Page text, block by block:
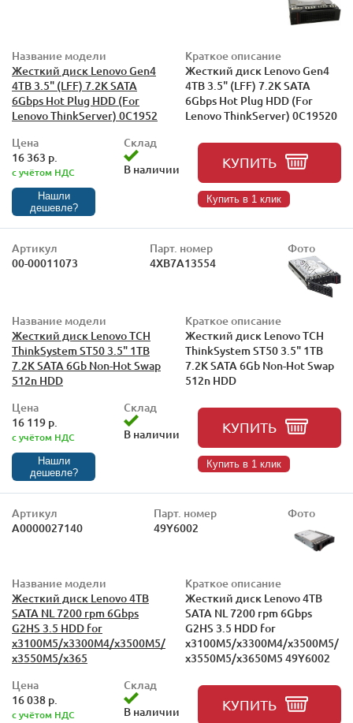
Название модели
Жесткий диск Lenovo Gen4
4TB 3.5" (LFF) 7.2K SATA
6Gbps Hot Plug HDD (For
Lenovo ThinkServer) 0C1952
Краткое описание
Жесткий диск Lenovo Gen4
4TB 3.5" (LFF) 7.2K SATA
6Gbps Hot Plug HDD (For
Lenovo ThinkServer) 0C19520
Цена
16 363 р.
с учётом НДС
Нашли
дешевле?
Склад
В наличии
КУПИТЬ
Купить в 1 клик
Артикул
00-00011073
Парт. номер
4XB7A13554
Фото
Название модели
Жесткий диск Lenovo TCH
ThinkSystem ST50 3.5" 1TB
7.2K SATA 6Gb Non-Hot Swap
512n HDD
Краткое описание
Жесткий диск Lenovo TCH
ThinkSystem ST50 3.5" 1TB
7.2K SATA 6Gb Non-Hot Swap
512n HDD
Цена
16 119 р.
с учётом НДС
Нашли
дешевле?
Склад
В наличии
КУПИТЬ
Купить в 1 клик
Артикул
А0000027140
Парт. номер
49Y6002
Фото
Название модели
Жесткий диск Lenovo 4TB
SATA NL 7200 rpm 6Gbps
G2HS 3.5 HDD for
x3100M5/x3300M4/x3500M5/
x3550M5/x365
Краткое описание
Жесткий диск Lenovo 4TB
SATA NL 7200 rpm 6Gbps
G2HS 3.5 HDD for
x3100M5/x3300M4/x3500M5/
x3550M5/x3650M5 49Y6002
Цена
16 038 р.
с учётом НДС
Склад
В наличии
КУПИТЬ